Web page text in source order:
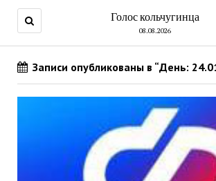
Голос кольчугинца
08.08.2026
Записи опубликованы в “День: